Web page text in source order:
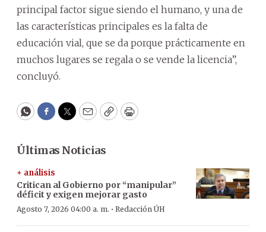
principal factor sigue siendo el humano, y una de
las características principales es la falta de
educación vial, que se da porque prácticamente en
muchos lugares se regala o se vende la licencia”,
concluyó.
WhatsApp
Facebook
Twitter
EmailCopyPrint
Últimas Noticias
+ análisis
Critican al Gobierno por “manipular”
déficit y exigen mejorar gasto
Agosto 7, 2026 04:00 a. m. · Redacción ÚH